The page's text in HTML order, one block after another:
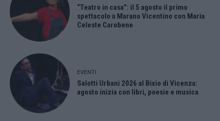
“Teatro in casa”: il 5 agosto il primo
spettacolo a Marano Vicentino con Maria
Celeste Carobene
EVENTI
Salotti Urbani 2026 al Bixio di Vicenza:
agosto inizia con libri, poesie e musica